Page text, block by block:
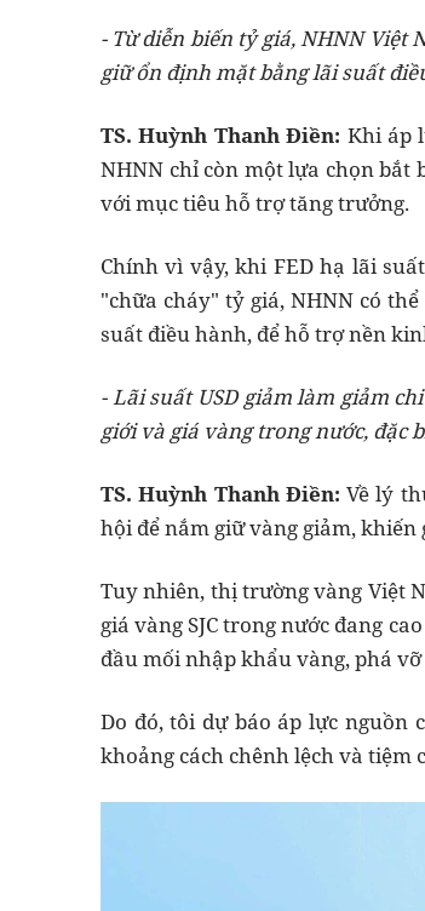
- Từ diễn biến tỷ giá, NHNN Việt
giữ ổn định mặt bằng lãi suất
TS. Huỳnh Thanh Điền: Khi áp
NHNN chỉ còn một lựa chọn bắt
với mục tiêu hỗ trợ tăng trưởng.
Chính vì vậy, khi FED hạ lãi
"chữa cháy" tỷ giá, NHNN có
suất điều hành, để hỗ trợ nền
- Lãi suất USD giảm làm giảm
giới và giá vàng trong nước, đặc
TS. Huỳnh Thanh Điền: Về lý
hội để nắm giữ vàng giảm, khiến
Tuy nhiên, thị trường vàng Việt
giá vàng SJC trong nước đang
đầu mối nhập khẩu vàng, phá
Do đó, tôi dự báo áp lực nguồn
khoảng cách chênh lệch và tiệm